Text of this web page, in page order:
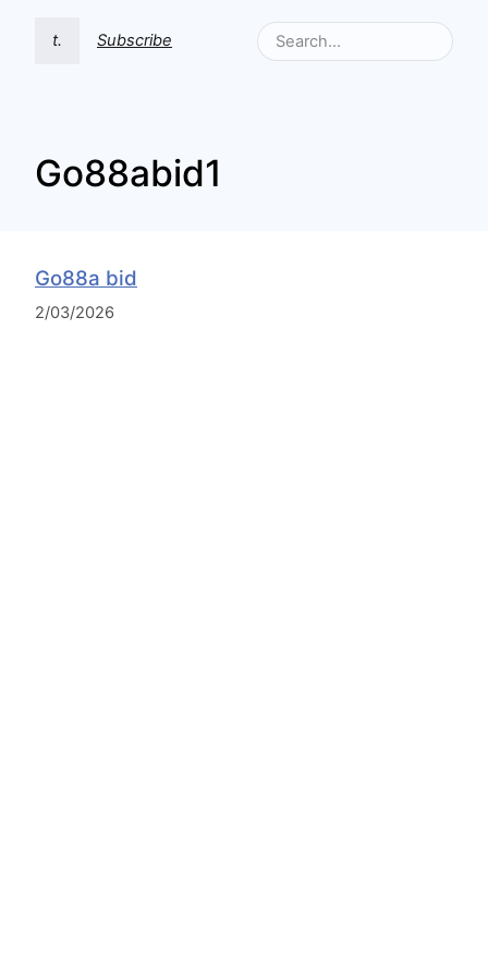
t. Subscribe
Go88abid1
Go88a bid
2/03/2026